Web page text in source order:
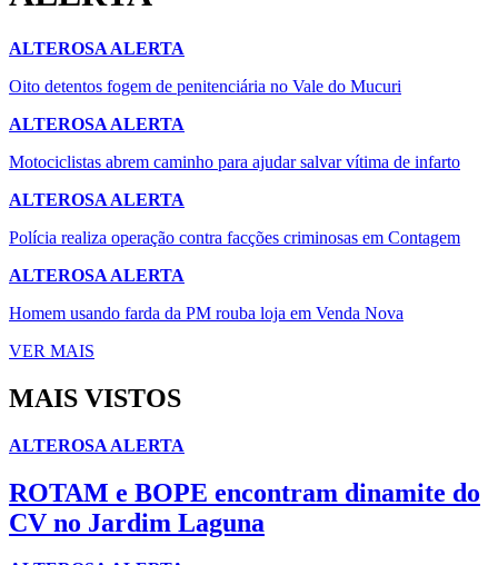
ALTEROSA ALERTA
Oito detentos fogem de penitenciária no Vale do Mucuri
ALTEROSA ALERTA
Motociclistas abrem caminho para ajudar salvar vítima de infarto
ALTEROSA ALERTA
Polícia realiza operação contra facções criminosas em Contagem
ALTEROSA ALERTA
Homem usando farda da PM rouba loja em Venda Nova
VER MAIS
MAIS VISTOS
ALTEROSA ALERTA
ROTAM e BOPE encontram dinamite do
CV no Jardim Laguna